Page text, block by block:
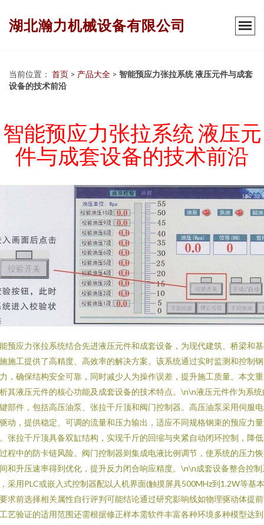
湖北瀚力机械设备有限公司
当前位置： 首页 > 产品大全 > 智能预应力张拉系统 液压元件与成套
设备的技术前沿
智能预应力张拉系统 液压元
件与成套设备的技术前沿
预应力张拉系统结合先进液压元件和成套设备，为现代建筑、桥梁和
施工提供了高精度、高效率的解决方案。该系统通过实时监测和控制
，确保结构安全可靠，同时减少人为操作误差，提升施工质量。本文
其液压元件的核心功能及成套设备的技术特点。\n\n液压元件作为系统
部件，包括高压油泵、张拉千斤顶和阀门控制器。高压油泵采用伺服
动，提供稳定、可调的流量和压力输出，适应不同规格钢束的预应力量
张拉千斤顶具备双缸结构，实现千斤的回缩与夹紧自动闭环控制，降
程中的防卡链风险。阀门控制器则集成电液比例调节，使系统的压力
和升压速率得到优化，提升反力闭合响应精度。\n\n成套设备整合控制
采用PLC或嵌入式控制器配以人机界面(触摸屏具500MHz到1.2W等基
求前选择相关属性自行评判可能结论通过研究影响线如物理驱动体提
艺验证的适用范围还需根据修正样本需软件丰富各种环境多种模型达